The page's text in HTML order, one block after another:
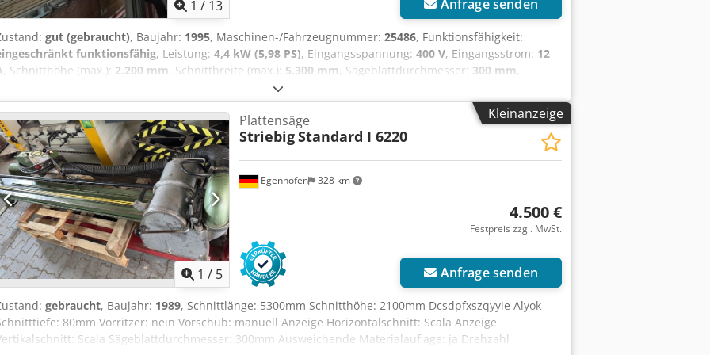
1 / 13 Anfrage senden
gut (gebraucht), Baujahr: 1995, Maschinen-/Fahrzeugnummer: 25486, Funktionsfähigkeit:
funktionsfähig, Leistung: 4,4 kW (5,98 PS), Eingangsspannung: 400 V, Eingangsstrom: 12
, Schnitthöhe (max.): 2.200 mm , Schnittbreite (max.): 5.300 mm , Sägeblattdurchmesser: 300 mm
6.400 mm
6220 AV schnitt Kapazittet: 5300V2200X80 mm Vorizeragreggat Dedpfeywtw Dsx Alyeck
Kleinanzeige
1 / 5
Egenhofen 328 km
Plattensäge
StriebigStandard I 6220
4.500 €
Festpreis zzgl. MwSt.
Anfrage senden
gebraucht, Baujahr: 1989, Schnittlänge: 5300mm Schnitthöhe: 2100mm Dcsdpfxszqyyie Alyok
80mm Vorritzer: nein Vorschub: manuell Anzeige Horizontalschnitt: Scala Anzeige
Scala Sägeblattdurchmesser: 300mm Ausweichende Materialauflage: ja Drehzahl